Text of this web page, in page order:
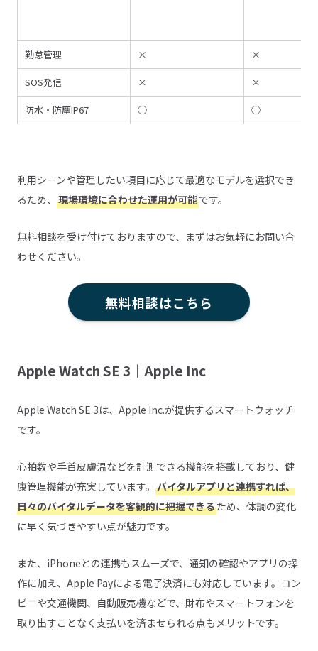
勤怠管理 × ×
SOS発信 × ×
防水・防塵IP67 ◯ ◯
利用シーンや管理したい項目に応じて最適なモデルを選択でき
るため、 現場環境に合わせた運用が可能です。
無料相談を受け付けておりますので、まずはお気軽にお問い合
わせください。
無料相談はこちら
Apple Watch SE 3｜Apple Inc
Apple Watch SE 3は、Apple Inc.が提供するスマートウォッチ
です。
心拍数や手首皮膚温などを計測できる機能を搭載しており、健
康管理機能が充実しています。 バイタルアプリと連携すれば、
日々のバイタルデータを客観的に把握できるため、体調の変化
に早く気づきやすい点が魅力です。
また、iPhoneとの連携もスムーズで、通知の確認やアプリの操
作に加え、Apple Payによる電子決済にも対応しています。コン
ビニや交通機関、自動販売機などで、財布やスマートフォンを
取り出すことなく支払いを済ませられる点もメリットです。